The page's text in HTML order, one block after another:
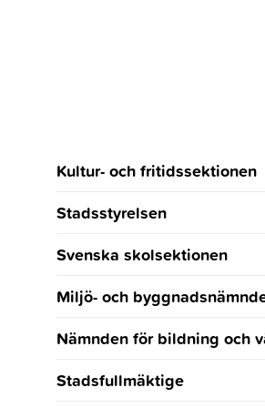
Kultur- och fritidssektionen
Stadsstyrelsen
Svenska skolsektionen
Miljö- och
Nämnden för bildning och
Stadsfullmäktige